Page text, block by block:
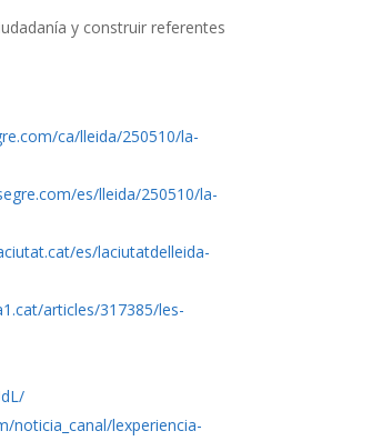
y construir referentes
ca/lleida/250510/la-
es/lleida/250510/la-
es/laciutatdelleida-
articles/317385/les-
noticia_canal/lexperiencia-